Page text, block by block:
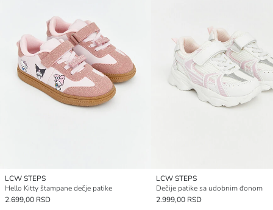
LCW STEPS
Hello Kitty štampane dečje patike
2.699,00 RSD
LCW STEPS
Dečije patike sa udobnim đonom
2.999,00 RSD